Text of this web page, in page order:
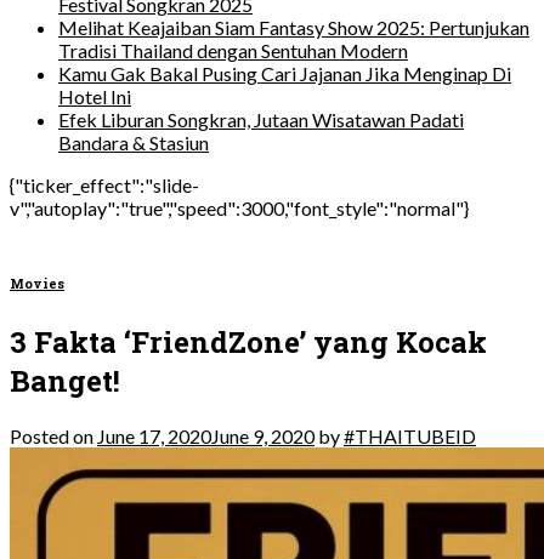
Melihat Keajaiban Siam Fantasy Show 2025: Pertunjukan
Tradisi Thailand dengan Sentuhan Modern
Kamu Gak Bakal Pusing Cari Jajanan Jika Menginap Di
Hotel Ini
Efek Liburan Songkran, Jutaan Wisatawan Padati
Bandara & Stasiun
{"ticker_effect":"slide-
v","autoplay":"true","speed":3000,"font_style":"normal"}
Movies
3 Fakta ‘FriendZone’ yang Kocak
Banget!
Posted on June 17, 2020June 9, 2020 by#THAITUBEID